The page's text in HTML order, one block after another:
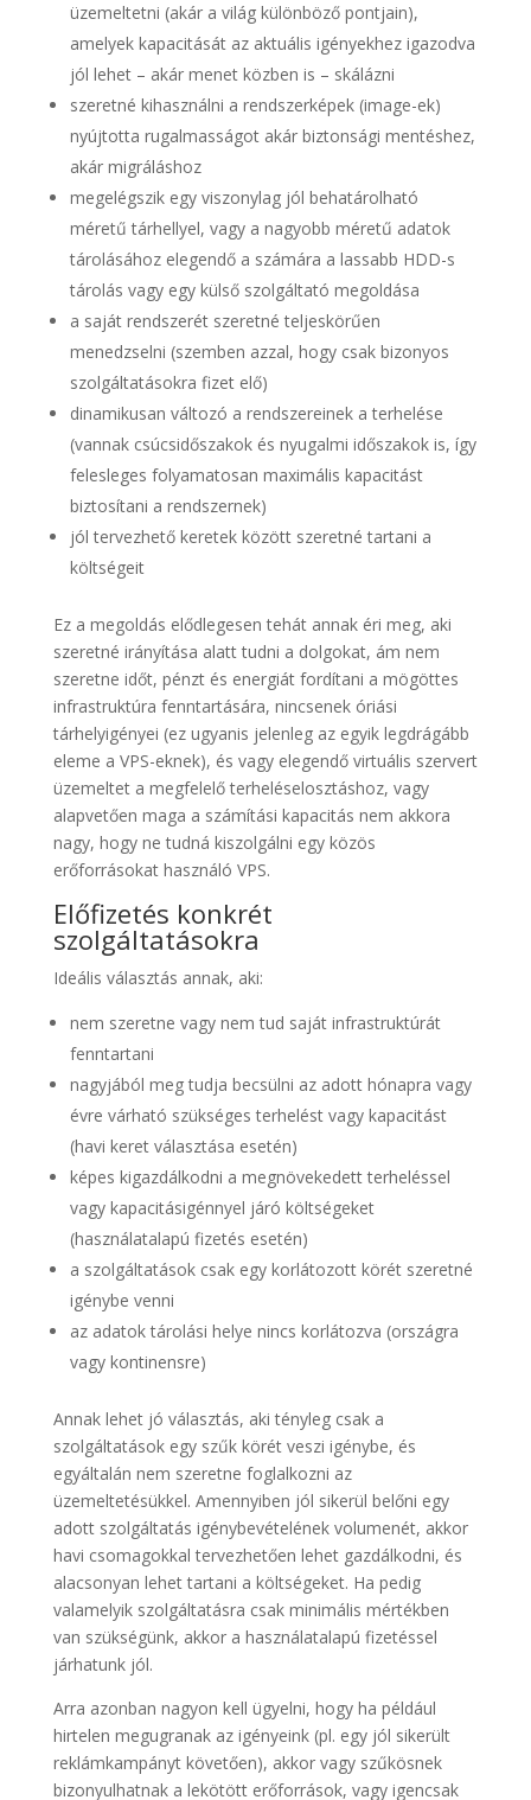
üzemeltetni (akár a világ különböző pontjain),
amelyek kapacitását az aktuális igényekhez igazodva
jól lehet – akár menet közben is – skálázni
szeretné kihasználni a rendszerképek (image-ek)
nyújtotta rugalmasságot akár biztonsági mentéshez,
akár migráláshoz
megelégszik egy viszonylag jól behatárolható
méretű tárhellyel, vagy a nagyobb méretű adatok
tárolásához elegendő a számára a lassabb HDD-s
tárolás vagy egy külső szolgáltató megoldása
a saját rendszerét szeretné teljeskörűen
menedzselni (szemben azzal, hogy csak bizonyos
szolgáltatásokra fizet elő)
dinamikusan változó a rendszereinek a terhelése
(vannak csúcsidőszakok és nyugalmi időszakok is, így
felesleges folyamatosan maximális kapacitást
biztosítani a rendszernek)
jól tervezhető keretek között szeretné tartani a
költségeit
Ez a megoldás elődlegesen tehát annak éri meg, aki
szeretné irányítása alatt tudni a dolgokat, ám nem
szeretne időt, pénzt és energiát fordítani a mögöttes
infrastruktúra fenntartására, nincsenek óriási
tárhelyigényei (ez ugyanis jelenleg az egyik legdrágább
eleme a VPS-eknek), és vagy elegendő virtuális szervert
üzemeltet a megfelelő terheléselosztáshoz, vagy
alapvetően maga a számítási kapacitás nem akkora
nagy, hogy ne tudná kiszolgálni egy közös
erőforrásokat használó VPS.
Előfizetés konkrét
szolgáltatásokra
Ideális választás annak, aki:
nem szeretne vagy nem tud saját infrastruktúrát
fenntartani
nagyjából meg tudja becsülni az adott hónapra vagy
évre várható szükséges terhelést vagy kapacitást
(havi keret választása esetén)
képes kigazdálkodni a megnövekedett terheléssel
vagy kapacitásigénnyel járó költségeket
(használatalapú fizetés esetén)
a szolgáltatások csak egy korlátozott körét szeretné
igénybe venni
az adatok tárolási helye nincs korlátozva (országra
vagy kontinensre)
Annak lehet jó választás, aki tényleg csak a
szolgáltatások egy szűk körét veszi igénybe, és
egyáltalán nem szeretne foglalkozni az
üzemeltetésükkel. Amennyiben jól sikerül belőni egy
adott szolgáltatás igénybevételének volumenét, akkor
havi csomagokkal tervezhetően lehet gazdálkodni, és
alacsonyan lehet tartani a költségeket. Ha pedig
valamelyik szolgáltatásra csak minimális mértékben
van szükségünk, akkor a használatalapú fizetéssel
járhatunk jól.
Arra azonban nagyon kell ügyelni, hogy ha például
hirtelen megugranak az igényeink (pl. egy jól sikerült
reklámkampányt követően), akkor vagy szűkösnek
bizonyulhatnak a lekötött erőforrások, vagy igencsak